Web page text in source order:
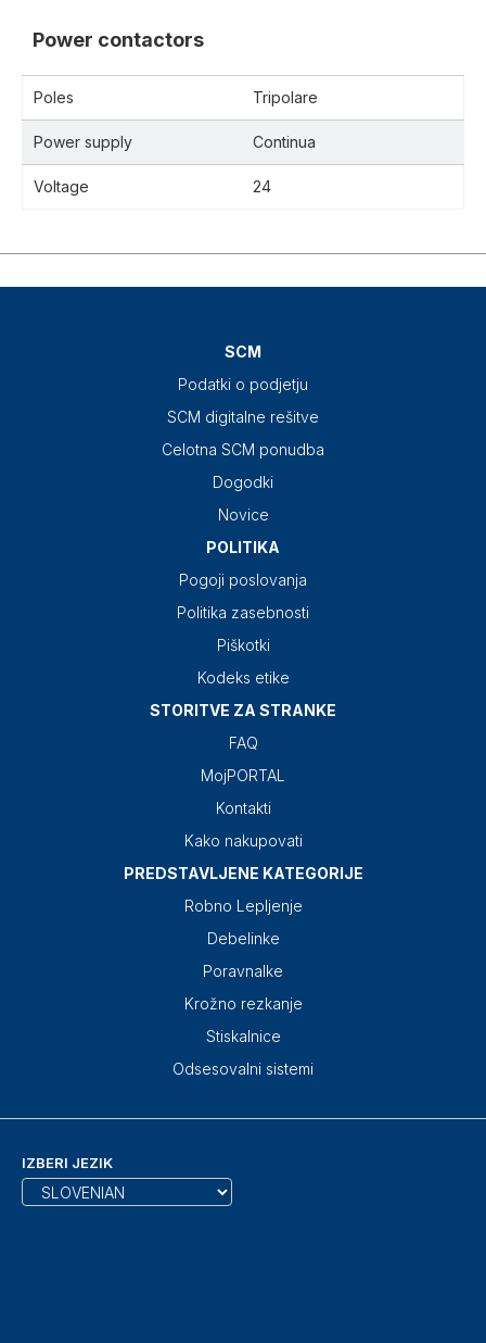
Power contactors
Poles Tripolare
Power supply Continua
Voltage 24
SCM
Podatki o podjetju
SCM digitalne rešitve
Celotna SCM ponudba
Dogodki
Novice
POLITIKA
Pogoji poslovanja
Politika zasebnosti
Piškotki
Kodeks etike
STORITVE ZA STRANKE
FAQ
MojPORTAL
Kontakti
Kako nakupovati
PREDSTAVLJENE KATEGORIJE
Robno Lepljenje
Debelinke
Poravnalke
Krožno rezkanje
Stiskalnice
Odsesovalni sistemi
IZBERI JEZIK